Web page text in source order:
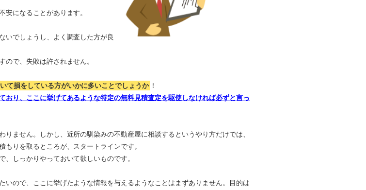
になることがあります。
いでしょうし、よく調査した方が良
で、失敗は許されません。
て損をしている方がいかに多いことでしょうか ！
り、ここに挙げてあるような特定の無料見積査定を駆使しなければ必ずと言っ
ません。しかし、近所の馴染みの不動産屋に相談するというやり方だけでは、
りを取るところが、スタートラインです。
しっかりやっておいて欲しいものです。
いので、ここに挙げたような情報を与えるようなことはまずありません。目的は